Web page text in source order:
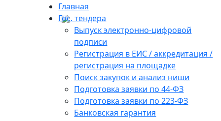
Главная
Гос. тендера
Выпуск электронно-цифровой
подписи
Регистрация в ЕИС / аккредитация /
регистрация на площадке
Поиск закупок и анализ ниши
Подготовка заявки по 44-ФЗ
Подготовка заявки по 223-ФЗ
Банковская гарантия